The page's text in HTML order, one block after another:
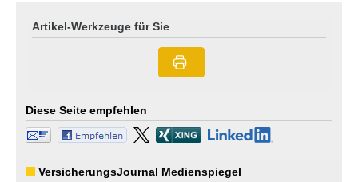
Artikel-Werkzeuge für Sie
Diese Seite empfehlen
VersicherungsJournal Medienspiegel